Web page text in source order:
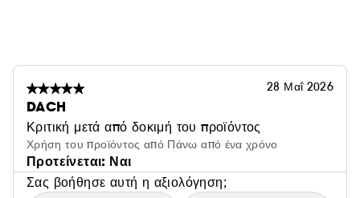
Αχλάδι, βασιλικό τριαντάφυλλο, ξύλο βιολέτας
ΟΙ ΝΟΤΕΣ:
28 Μαΐ 2026
DACH
Κριτική μετά από δοκιμή του προϊόντος
Χρήση του προϊόντος από Πάνω από ένα χρόνο
Προτείνεται: Ναι
Σας βοήθησε αυτή η αξιολόγηση;